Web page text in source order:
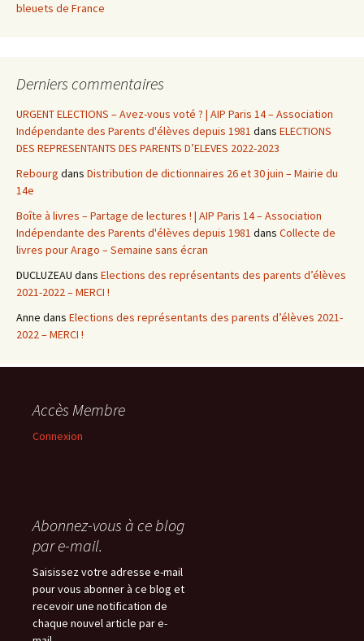
bleuets de France
Derniers commentaires
URGENT ELECTIONS – Avez-vous voté ? | AIP Paris 14 – Association
Indépendante des Parents d'élèves depuis 1981 dans ELECTIONS
DES REPRESENTANTS DES PARENTS D’ELEVES 2022-2023
Rebourg dans Distribution de dictionnaires 26 et 30 juin – Mairie du
14e
Boîte à livres – Partage de lectures ! | AIP Paris 14 – Association
Indépendante des Parents d'élèves depuis 1981 dans Collecte de
livres pour Arago – Semaine sans écran
DUCLUZEAU dans Elections des représentants des parents d’élèves
2021-2022 – MERCI !
Anne dans Elections des représentants des parents d’élèves 2021-
2022 – MERCI !
Accès Membre
Connexion
Abonnez-vous à ce blog
par e-mail.
Saisissez votre adresse e-mail
pour vous abonner à ce blog et
recevoir une notification de
chaque nouvel article par e-